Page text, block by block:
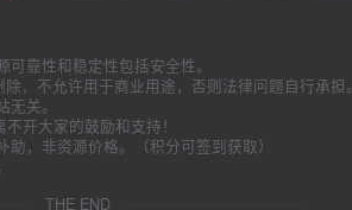
靠性和稳定性包括安全性。
，不允许用于商业用途，否则法律问题自行承担。
关。
开大家的鼓励和支持！
，非资源价格。（积分可签到获取）
THE END